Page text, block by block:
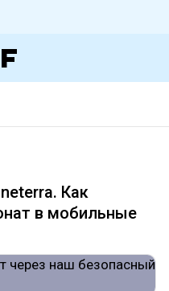
Как
в мобильные